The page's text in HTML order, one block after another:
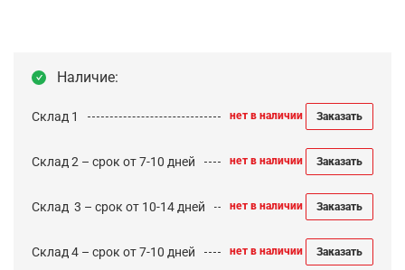
Наличие:
Склад 1 нет в наличии Заказать
Склад 2 – срок от 7-10 дней нет в наличии Заказать
Cклад 3 – срок от 10-14 дней нет в наличии Заказать
Склад 4 – срок от 7-10 дней нет в наличии Заказать